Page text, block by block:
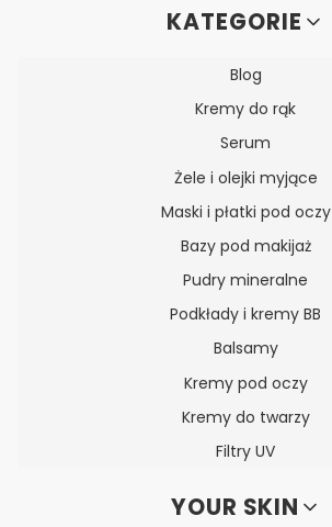
Linki w stopceKATEGORIE
Blog
Kremy do rąk
Serum
Żele i olejki myjące
Maski i płatki pod oczy
Bazy pod makijaż
Pudry mineralne
Podkłady i kremy BB
Balsamy
Kremy pod oczy
Kremy do twarzy
Filtry UV
YOUR SKIN